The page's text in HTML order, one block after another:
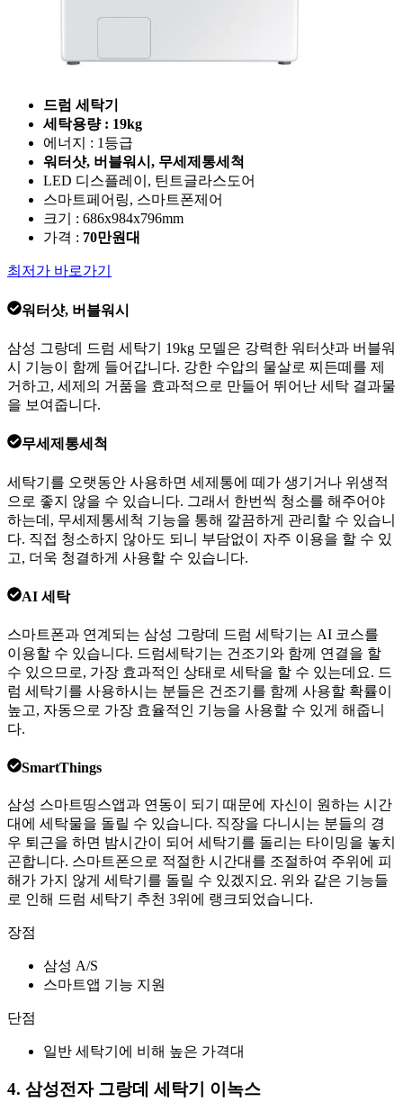
드럼 세탁기
세탁용량 : 19kg
에너지 : 1등급
워터샷, 버블워시, 무세제통세척
LED 디스플레이, 틴트글라스도어
스마트페어링, 스마트폰제어
크기 : 686x984x796mm
가격 : 70만원대
최저가 바로가기
워터샷, 버블워시
삼성 그랑데 드럼 세탁기 19kg 모델은 강력한 워터샷과 버블워
시 기능이 함께 들어갑니다. 강한 수압의 물살로 찌든떼를 제
거하고, 세제의 거품을 효과적으로 만들어 뛰어난 세탁 결과물
을 보여줍니다.
무세제통세척
세탁기를 오랫동안 사용하면 세제통에 떼가 생기거나 위생적
으로 좋지 않을 수 있습니다. 그래서 한번씩 청소를 해주어야
하는데, 무세제통세척 기능을 통해 깔끔하게 관리할 수 있습니
다. 직접 청소하지 않아도 되니 부담없이 자주 이용을 할 수 있
고, 더욱 청결하게 사용할 수 있습니다.
AI 세탁
스마트폰과 연계되는 삼성 그랑데 드럼 세탁기는 AI 코스를
이용할 수 있습니다. 드럼세탁기는 건조기와 함께 연결을 할
수 있으므로, 가장 효과적인 상태로 세탁을 할 수 있는데요. 드
럼 세탁기를 사용하시는 분들은 건조기를 함께 사용할 확률이
높고, 자동으로 가장 효율적인 기능을 사용할 수 있게 해줍니
다.
SmartThings
삼성 스마트띵스앱과 연동이 되기 때문에 자신이 원하는 시간
대에 세탁물을 돌릴 수 있습니다. 직장을 다니시는 분들의 경
우 퇴근을 하면 밤시간이 되어 세탁기를 돌리는 타이밍을 놓치
곤합니다. 스마트폰으로 적절한 시간대를 조절하여 주위에 피
해가 가지 않게 세탁기를 돌릴 수 있겠지요. 위와 같은 기능들
로 인해 드럼 세탁기 추천 3위에 랭크되었습니다.
장점
삼성 A/S
스마트앱 기능 지원
단점
일반 세탁기에 비해 높은 가격대
4. 삼성전자 그랑데 세탁기 이녹스